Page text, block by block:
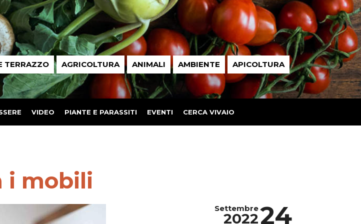
TERRAZZO AGRICOLTURA ANIMALI AMBIENTE APICOLTURA
VIDEO PIANTE E PARASSITI EVENTI CERCA VIVAIO
i mobili
24
Settembre
2022